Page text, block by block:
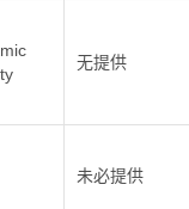
无提供
未必提供